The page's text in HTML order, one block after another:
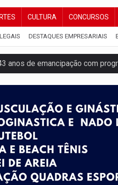
CULTURA CONCURSOS
DESTAQUES EMPRESARIAIS
anos de emancipação com
presença de plástico ou
atacam casal de idosos na zona
cerca de 1kg de ouro em
escolhe Alfredo Gaspar como
durante briga entre vizinhos
12 kg de skunk e arma